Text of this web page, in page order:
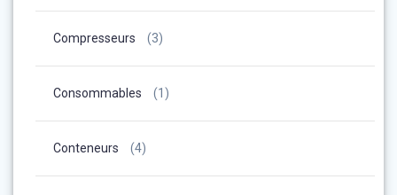
Compresseurs (3)
Consommables (1)
Conteneurs (4)